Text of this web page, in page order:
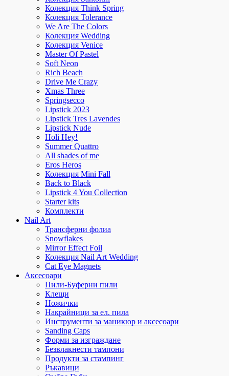
Колекция Think Spring
Колекция Tolerance
We Are The Colors
Колекция Wedding
Колекция Venice
Master Of Pastel
Soft Neon
Rich Beach
Drive Me Crazy
Xmas Three
Springsecco
Lipstick 2023
Lipstick Tres Lavendes
Lipstick Nude
Holi Hey!
Summer Quattro
All shades of me
Eros Heros
Колекция Mini Fall
Back to Black
Lipstick 4 You Collection
Starter kits
Комплекти
Nail Art
Трансферни фолиа
Snowflakes
Mirror Effect Foil
Колекция Nail Art Wedding
Cat Eye Magnets
Аксесоари
Пили-Буферни пили
Клещи
Ножички
Накрайници за ел. пила
Инструменти за маникюр и аксесоари
Sanding Caps
Форми за изграждане
Безвлакнести тампони
Продукти за стампинг
Ръкавици